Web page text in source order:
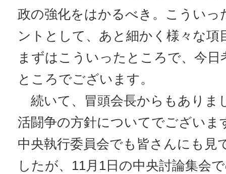
政の強化をはかるべき。こういっ
ントとして、あと細かく様々な項
まずはこういったところで、今
ところでございます。
続いて、冒頭会長からもありま
活闘争の方針についてでございま
中央執行委員会でも皆さんにも見
したが、11月1日の中央討論集会